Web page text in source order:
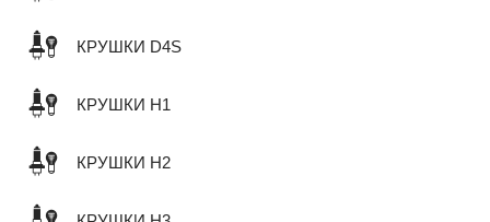
КРУШКИ D4S
КРУШКИ H1
КРУШКИ H2